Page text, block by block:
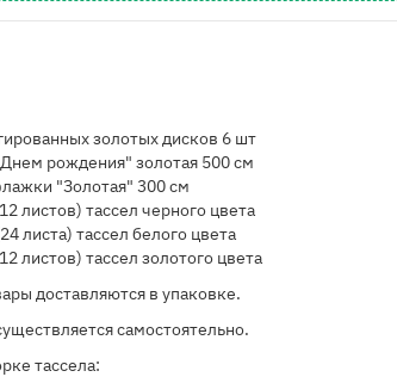
золотых дисков 6 шт
рождения" золотая 500 см
"Золотая" 300 см
листов) тассел черного цвета
листа) тассел белого цвета
листов) тассел золотого цвета
доставляются в упаковке.
самостоятельно.
тассела: